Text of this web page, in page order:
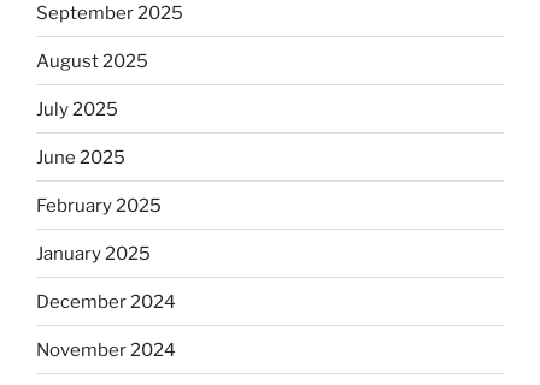
September 2025
August 2025
July 2025
June 2025
February 2025
January 2025
December 2024
November 2024